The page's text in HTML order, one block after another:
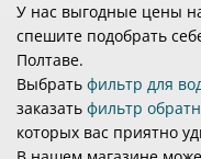
У нас выгодные цены
спешите подобрать
Полтаве.
Выбрать фильтр для
заказать фильтр
которых вас приятно